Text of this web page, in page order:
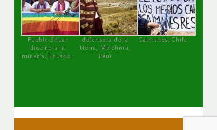
Pueblo Shuar
dice no a la
minería, Ecuador
defensora de la
tierra, Melchora,
Perú
Caimanes, Chile